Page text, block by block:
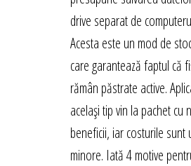
drive separat de
Acesta este un mod de
care garantează faptul că
rămân păstrate active.
același tip vin la pachet cu
beneficii, iar costurile sunt
minore. Iată 4 motive